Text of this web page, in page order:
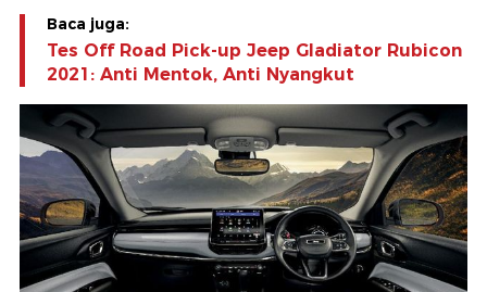
Baca juga:
Tes Off Road Pick-up Jeep Gladiator Rubicon
2021: Anti Mentok, Anti Nyangkut